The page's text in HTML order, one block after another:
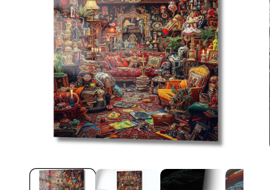
média